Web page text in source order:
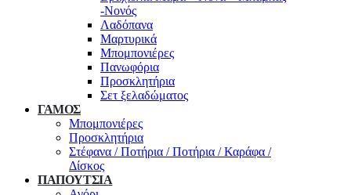
-Νονός
Λαδόπανα
Μαρτυρικά
Μπομπονιέρες
Πανωφόρια
Προσκλητήρια
Σετ ξελαδώματος
ΓΑΜΟΣ
Μπομπονιέρες
Προσκλητήρια
Στέφανα / Ποτήρια / Ποτήρια / Καράφα /
Δίσκος
ΠΑΠΟΥΤΣΙΑ